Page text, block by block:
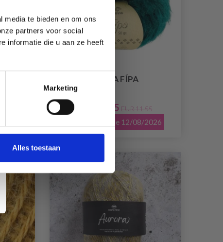
media te bieden en om ons
partners voor social
informatie die u aan ze heeft
Marketing
Alles toestaan
NAVIA FÍPA
EUR 9.25 EUR 11.55
L'offre expire le 12/08/2026
Array